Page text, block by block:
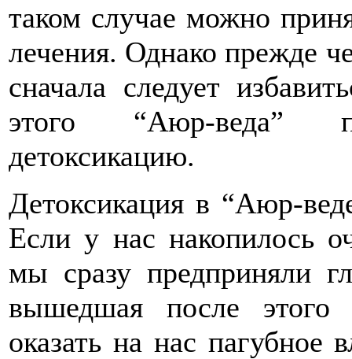
таком случае можно
лечения. Однако прежде
сначала следует
этого “Аюр-веда”
детоксикацию.
Детоксикация в “Аюр-
Если у нас накопилось
мы сразу предприняли
вышедшая после этого
оказать на нас пагубное